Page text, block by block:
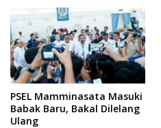
PSEL Mamminasata Masuki
Babak Baru, Bakal Dilelang
Ulang